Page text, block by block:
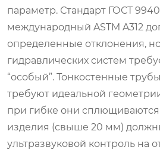
параметр. Стандарт ГОСТ
международный ASTM A312
определенные отклонения,
гидравлических систем
“особый”. Тонкостенные
требуют идеальной
при гибке они
изделия (свыше 20 мм)
ультразвуковой контроль на